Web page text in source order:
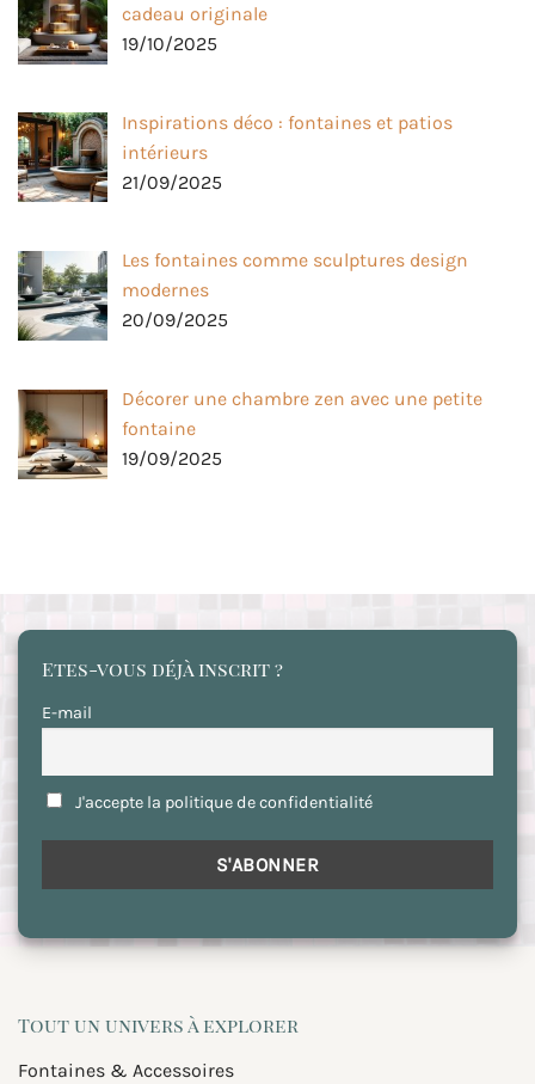
cadeau originale
19/10/2025
Inspirations déco : fontaines et patios
intérieurs
21/09/2025
Les fontaines comme sculptures design
modernes
20/09/2025
Décorer une chambre zen avec une petite
fontaine
19/09/2025
Etes-vous déjà inscrit ?
E-mail
J'accepte la politique de confidentialité
Tout un univers à explorer
Fontaines & Accessoires